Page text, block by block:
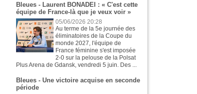
Bleues - Laurent BONADEI : « C'est cette
équipe de France-là que je veux voir »
05/06/2026 20:28
Au terme de la 5e journée des
éliminatoires de la Coupe du
monde 2027, l'équipe de
France féminine s'est imposée
2-0 sur la pelouse de la Polsat
Plus Arena de Gdansk, vendredi 5 juin. Des ...
Bleues - Une victoire acquise en seconde
période